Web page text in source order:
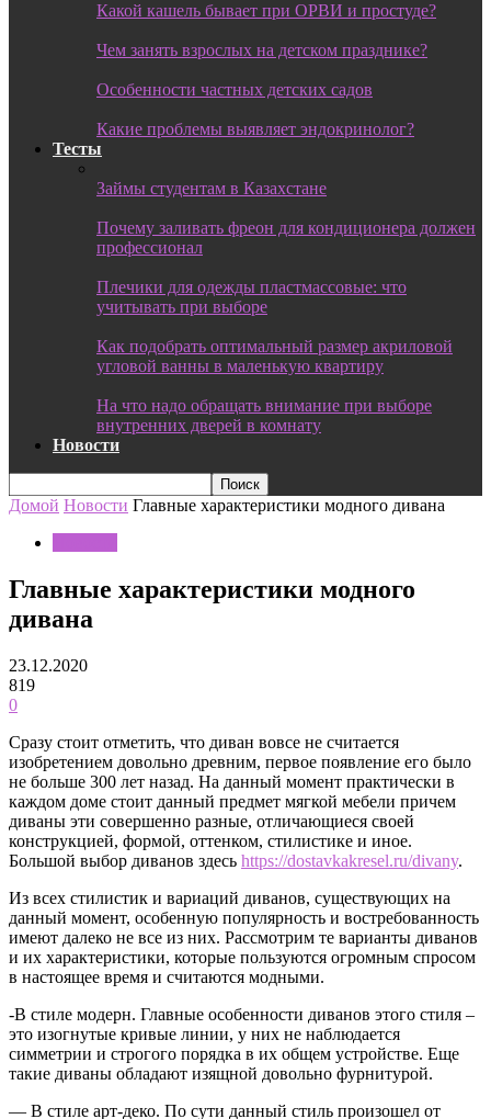
Какой кашель бывает при ОРВИ и простуде?
Чем занять взрослых на детском празднике?
Особенности частных детских садов
Какие проблемы выявляет эндокринолог?
Тесты
Займы студентам в Казахстане
Почему заливать фреон для кондиционера должен
профессионал
Плечики для одежды пластмассовые: что
учитывать при выборе
Как подобрать оптимальный размер акриловой
угловой ванны в маленькую квартиру
На что надо обращать внимание при выборе
внутренних дверей в комнату
Новости
Домой Новости Главные характеристики модного дивана
Главные характеристики модного
дивана
23.12.2020
819
0
Сразу стоит отметить, что диван вовсе не считается
изобретением довольно древним, первое появление его было
не больше 300 лет назад. На данный момент практически в
каждом доме стоит данный предмет мягкой мебели причем
диваны эти совершенно разные, отличающиеся своей
конструкцией, формой, оттенком, стилистике и иное.
Большой выбор диванов здесь https://dostavkakresel.ru/divany.
Из всех стилистик и вариаций диванов, существующих на
данный момент, особенную популярность и востребованность
имеют далеко не все из них. Рассмотрим те варианты диванов
и их характеристики, которые пользуются огромным спросом
в настоящее время и считаются модными.
-В стиле модерн. Главные особенности диванов этого стиля –
это изогнутые кривые линии, у них не наблюдается
симметрии и строгого порядка в их общем устройстве. Еще
такие диваны обладают изящной довольно фурнитурой.
— В стиле арт-деко. По сути данный стиль произошел от